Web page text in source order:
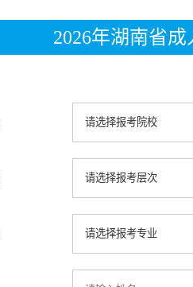
2026年湖南省